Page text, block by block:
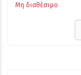
Μη διαθέσιμο